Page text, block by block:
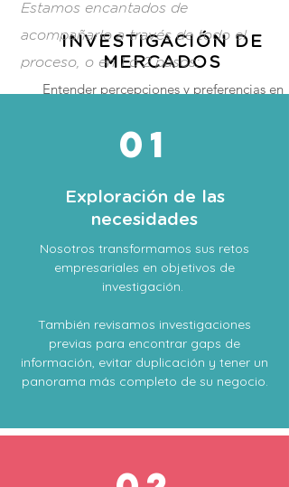
INVESTIGACIÓN DE
MERCADOS
Entender percepciones y preferencias en
aterrizar su planeación.
PROSPECTIVA
Entender percepciones y preferencias en
sus clientes y demás stakeholders para
aterrizar su planeación.
Estamos encantados de
acompañarlo a través de todo el
proceso, o en 1 o 2 pasos:
01
Exploración de las
necesidades
Nosotros transformamos sus retos
empresariales en objetivos de
investigación.
También revisamos investigaciones
previas para encontrar gaps de
información, evitar duplicación y tener un
panorama más completo de su negocio.